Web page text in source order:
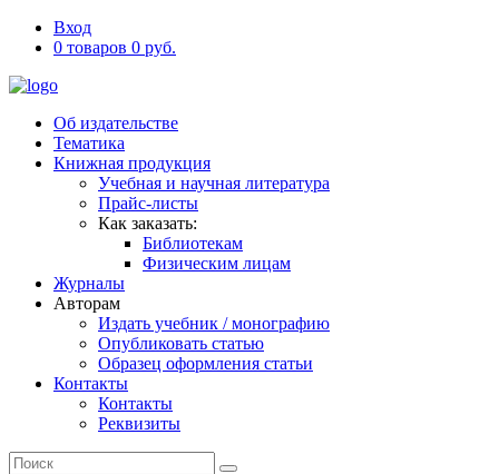
Вход
0 товаров 0 руб.
Об издательстве
Тематика
Книжная продукция
Учебная и научная литература
Прайс-листы
Как заказать:
Библиотекам
Физическим лицам
Журналы
Авторам
Издать учебник / монографию
Опубликовать статью
Образец оформления статьи
Контакты
Контакты
Реквизиты